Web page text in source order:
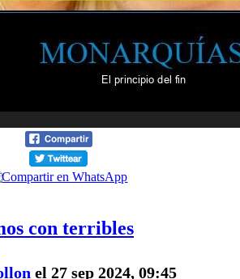
con terribles
el 27 sep 2024, 09:45